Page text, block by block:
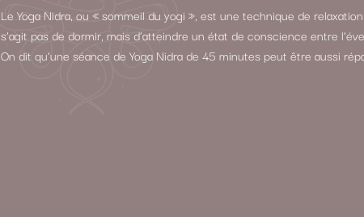
Le Yoga Nidra, ou « sommeil du yogi », est une technique de
s’agit pas de dormir, mais d’atteindre un état de conscience entre
On dit qu’une séance de Yoga Nidra de 45 minutes peut être aussi